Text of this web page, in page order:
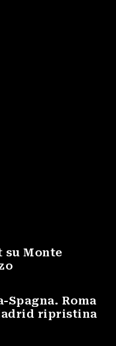
su Monte
Roma
ripristina